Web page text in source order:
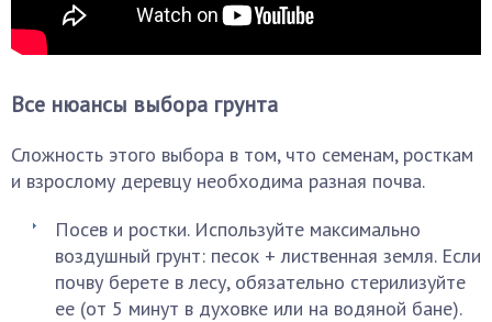
Все нюансы выбора грунта
Сложность этого выбора в том, что семенам, росткам
и взрослому деревцу необходима разная почва.
Посев и ростки. Используйте максимально
воздушный грунт: песок + лиственная земля. Если
почву берете в лесу, обязательно стерилизуйте
ее (от 5 минут в духовке или на водяной бане).